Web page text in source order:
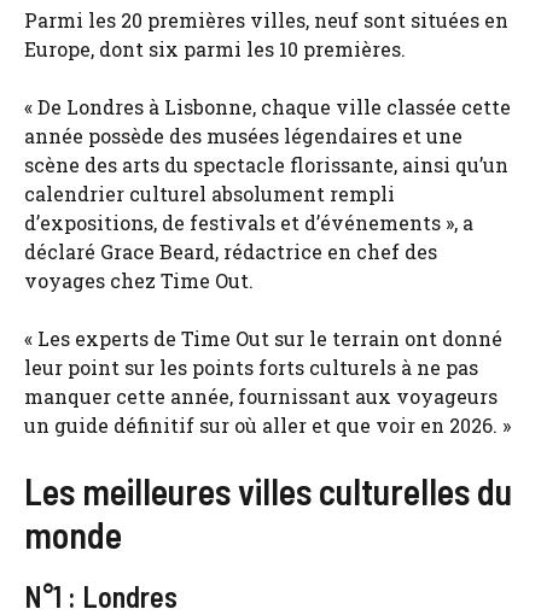
Parmi les 20 premières villes, neuf sont situées en
Europe, dont six parmi les 10 premières.
« De Londres à Lisbonne, chaque ville classée cette
année possède des musées légendaires et une
scène des arts du spectacle florissante, ainsi qu’un
calendrier culturel absolument rempli
d’expositions, de festivals et d’événements », a
déclaré Grace Beard, rédactrice en chef des
voyages chez Time Out.
« Les experts de Time Out sur le terrain ont donné
leur point sur les points forts culturels à ne pas
manquer cette année, fournissant aux voyageurs
un guide définitif sur où aller et que voir en 2026. »
Les meilleures villes culturelles du
monde
N°1 : Londres